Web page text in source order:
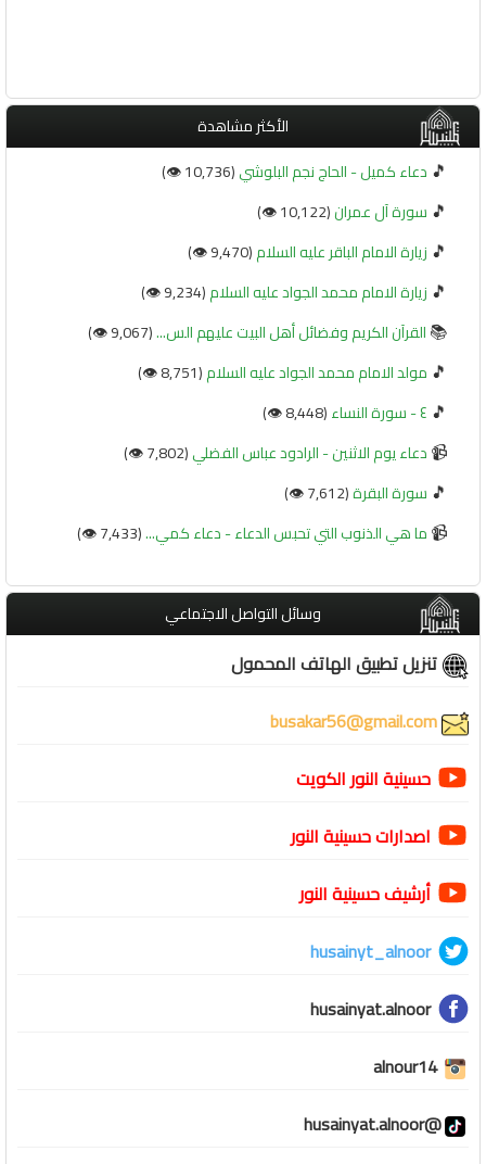
الأكثر مشاهدة
🎵 دعاء كميل - الحاج نجم البلوشي(10,736 👁️)
🎵 سورة آل عمران(10,122 👁️)
🎵 زيارة الامام الباقر عليه السلام(9,470 👁️)
🎵 زيارة الامام محمد الجواد عليه السلام(9,234 👁️)
📚القرآن الكريم وفضائل أهل البيت عليهم الس...(9,067 👁️)
🎵 مولد الامام محمد الجواد عليه السلام(8,751 👁️)
🎵 ٤ - سورة النساء (8,448 👁️)
📹دعاء يوم الاثنين - الرادود عباس الفضلي(7,802 👁️)
🎵 سورة البقرة(7,612 👁️)
📹ما هي الذنوب التي تحبس الدعاء - دعاء كمي...(7,433 👁️)
وسائل التواصل الاجتماعي
تنزيل تطبيق الهاتف المحمول
حسينية النور الكويت
اصدارات حسينية النور
أرشيف حسينية النور
husainyt_alnoor
husainyat.alnoor
alnour14
@husainyat.alnoor